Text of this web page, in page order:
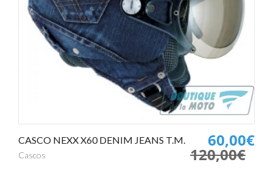
CASCO NEXX X60 DENIM JEANS T.M.
Cascos
60,00€
120,00€